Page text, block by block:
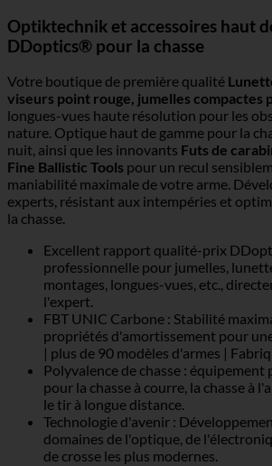
Optiktechnik et accessoires haut
DDoptics® pour la chasse
Votre boutique de première qualité
viseurs point rouge, jumelles compactes
longues-vues haute résolution pour les
nature. Optique haut de gamme pour la
nuit, ainsi que les innovants Futs de
Fine Ballistic Tools pour un recul
maniabilité maximale de votre arme.
experts, résistant aux intempéries et
la chasse.
Excellent rapport qualité-prix
professionnelle pour jumelles,
montages, longues-vues, etc.,
l'expert.
FBT UNIC Carbone : Stabilité
propriétés d'amortissement pour
| plus de 90 modèles d'armes |
Polyvalence de chasse :
pour la chasse à courre, la chasse à
le tir à longue distance.
Technologie d'avenir :
domaines de l'optique, de
de crosse les plus modernes.